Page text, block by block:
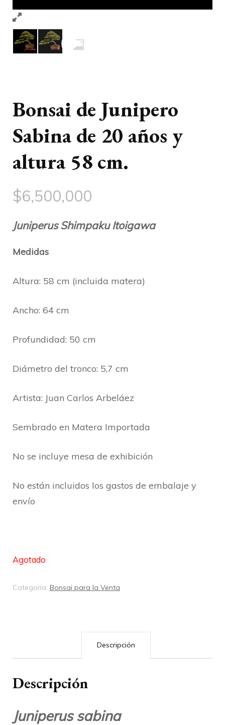
Bonsai de Junipero
Sabina de 20 años y
altura 58 cm.
$6,500,000
Juniperus Shimpaku Itoigawa
Medidas
Altura: 58 cm (incluida matera)
Ancho: 64 cm
Profundidad: 50 cm
Diámetro del tronco: 5,7 cm
Artista: Juan Carlos Arbeláez
Sembrado en Matera Importada
No se incluye mesa de exhibición
No están incluidos los gastos de embalaje y
envío
Agotado
Categoría: Bonsai para la Venta
Descripción
Descripción
Juniperus sabina